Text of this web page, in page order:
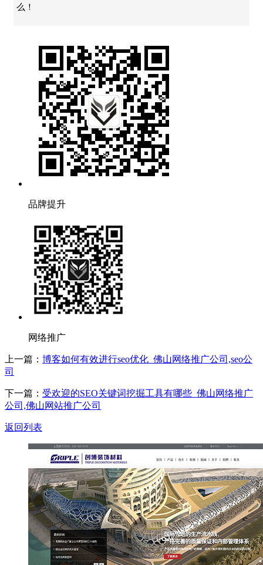
么！
品牌提升
网络推广
上一篇： 博客如何有效进行seo优化_佛山网络推广公司,seo公
司
下一篇： 受欢迎的SEO关键词挖掘工具有哪些_佛山网络推广
公司,佛山网站推广公司
返回列表